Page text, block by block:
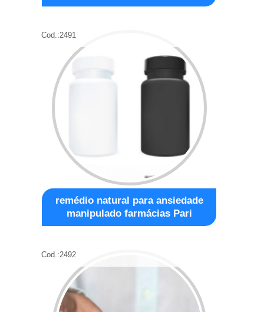
Cod.:2491
remédio natural para ansiedade
manipulado farmácias Pari
Cod.:2492